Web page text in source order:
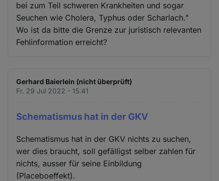
bei zum Teil schweren Krankheiten und sogar
Seuchen wie Cholera, Typhus oder Scharlach."
Wo ist da bitte die Grenze zur juristisch relevanten
Fehlinformation erreicht?
Gerhard Baierlein (nicht überprüft)
Fr. 29 Jul 2022 - 15:41
Schematismus hat in der GKV
Schematismus hat in der GKV nichts zu suchen,
wer dies braucht, soll gefälligst selber zahlen für
nichts, ausser für seine Einbildung
(Placeboeffekt).